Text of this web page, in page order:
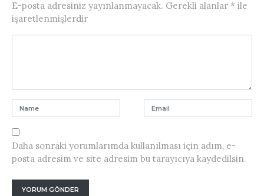
E-posta adresiniz yayınlanmayacak. Gerekli alanlar * ile
işaretlenmişlerdir
Daha sonraki yorumlarımda kullanılması için adım, e-
posta adresim ve site adresim bu tarayıcıya kaydedilsin.